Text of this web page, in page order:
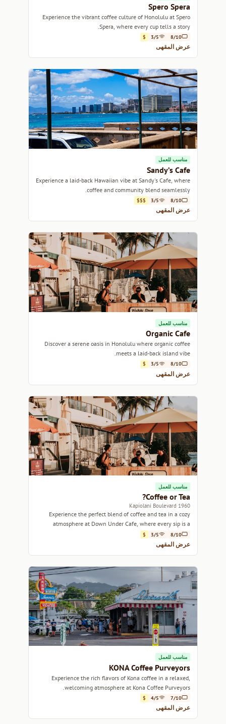
Spero Spera
Experience the vibrant coffee culture of Honolulu at Spero
Spera, where every cup tells a story.
8/10
3/5
$
عرض المقهى
مناسب للعمل
Sandy’s Cafe
Experience a laid-back Hawaiian vibe at Sandy's Cafe, where
coffee and community blend seamlessly.
8/10
3/5
$$$
عرض المقهى
مناسب للعمل
Organic Cafe
Discover a serene oasis in Honolulu where organic coffee
meets a laid-back island vibe.
8/10
3/5
$
عرض المقهى
مناسب للعمل
Coffee or Tea?
1960 Kapiolani Boulevard
Experience the perfect blend of coffee and tea in a cozy
atmosphere at Down Under Cafe, where every sip is a
moment to savor.
8/10
3/5
$
عرض المقهى
مناسب للعمل
KONA Coffee Purveyors
Experience the rich flavors of Kona coffee in a relaxed,
welcoming atmosphere at Kona Coffee Purveyors.
7/10
4/5
$
عرض المقهى